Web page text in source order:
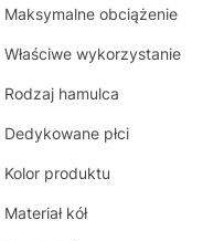
Maksymalne obciążenie
Właściwe wykorzystanie
Rodzaj hamulca
Dedykowane płci
Kolor produktu
Materiał kół